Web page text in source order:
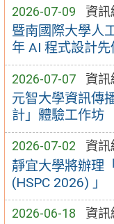
2026-07-09 資訊
暨南國際大學人
年 AI 程式設計
2026-07-07 資訊
元智大學資訊傳
計」體驗工作坊
2026-07-02 資訊
靜宜大學將辦理
(HSPC 2026) 」
2026-06-18 資訊